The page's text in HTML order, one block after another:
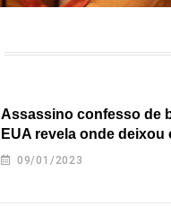
Assassino confesso de
EUA revela onde deixou
09/01/2023